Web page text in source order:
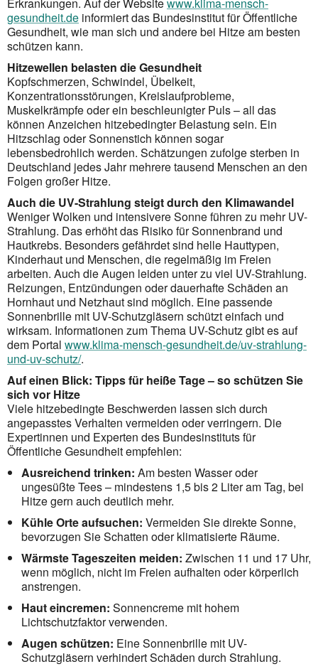
gesundheit.de informiert das Bundesinstitut für Öffentliche
Gesundheit, wie man sich und andere bei Hitze am besten
schützen kann.
Hitzewellen belasten die Gesundheit
Kopfschmerzen, Schwindel, Übelkeit,
Konzentrationsstörungen, Kreislaufprobleme,
Muskelkrämpfe oder ein beschleunigter Puls – all das
können Anzeichen hitzebedingter Belastung sein. Ein
Hitzschlag oder Sonnenstich können sogar
lebensbedrohlich werden. Schätzungen zufolge sterben in
Deutschland jedes Jahr mehrere tausend Menschen an den
Folgen großer Hitze.
Auch die UV-Strahlung steigt durch den Klimawandel
Weniger Wolken und intensivere Sonne führen zu mehr UV-
Strahlung. Das erhöht das Risiko für Sonnenbrand und
Hautkrebs. Besonders gefährdet sind helle Hauttypen,
Kinderhaut und Menschen, die regelmäßig im Freien
arbeiten. Auch die Augen leiden unter zu viel UV-Strahlung.
Reizungen, Entzündungen oder dauerhafte Schäden an
Hornhaut und Netzhaut sind möglich. Eine passende
Sonnenbrille mit UV-Schutzgläsern schützt einfach und
wirksam. Informationen zum Thema UV-Schutz gibt es auf
dem Portal www.klima-mensch-gesundheit.de/uv-strahlung-
und-uv-schutz/.
Auf einen Blick: Tipps für heiße Tage – so schützen Sie
sich vor Hitze
Viele hitzebedingte Beschwerden lassen sich durch
angepasstes Verhalten vermeiden oder verringern. Die
Expertinnen und Experten des Bundesinstituts für
Öffentliche Gesundheit empfehlen:
Ausreichend trinken: Am besten Wasser oder
ungesüßte Tees – mindestens 1,5 bis 2 Liter am Tag, bei
Hitze gern auch deutlich mehr.
Kühle Orte aufsuchen: Vermeiden Sie direkte Sonne,
bevorzugen Sie Schatten oder klimatisierte Räume.
Wärmste Tageszeiten meiden: Zwischen 11 und 17 Uhr,
wenn möglich, nicht im Freien aufhalten oder körperlich
anstrengen.
Haut eincremen: Sonnencreme mit hohem
Lichtschutzfaktor verwenden.
Augen schützen: Eine Sonnenbrille mit UV-
Schutzgläsern verhindert Schäden durch Strahlung.